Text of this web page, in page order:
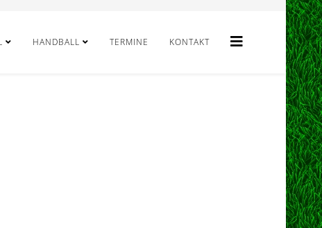
HANDBALL TERMINE KONTAKT